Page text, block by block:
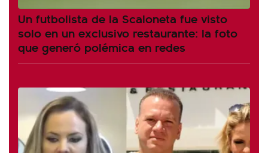
Un futbolista de la Scaloneta fue visto
solo en un exclusivo restaurante: la foto
que generó polémica en redes